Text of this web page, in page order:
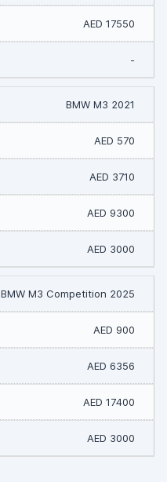
AED 17550
-
BMW M3 2021
AED 570
AED 3710
AED 9300
AED 3000
BMW M3 Competition 2025
AED 900
AED 6356
AED 17400
AED 3000